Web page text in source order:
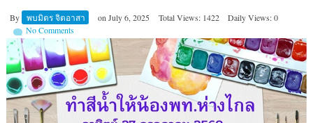
By พบมิตร จิตอาสา on July 6, 2025 Total Views: 1422
Daily Views: 0
No Comments